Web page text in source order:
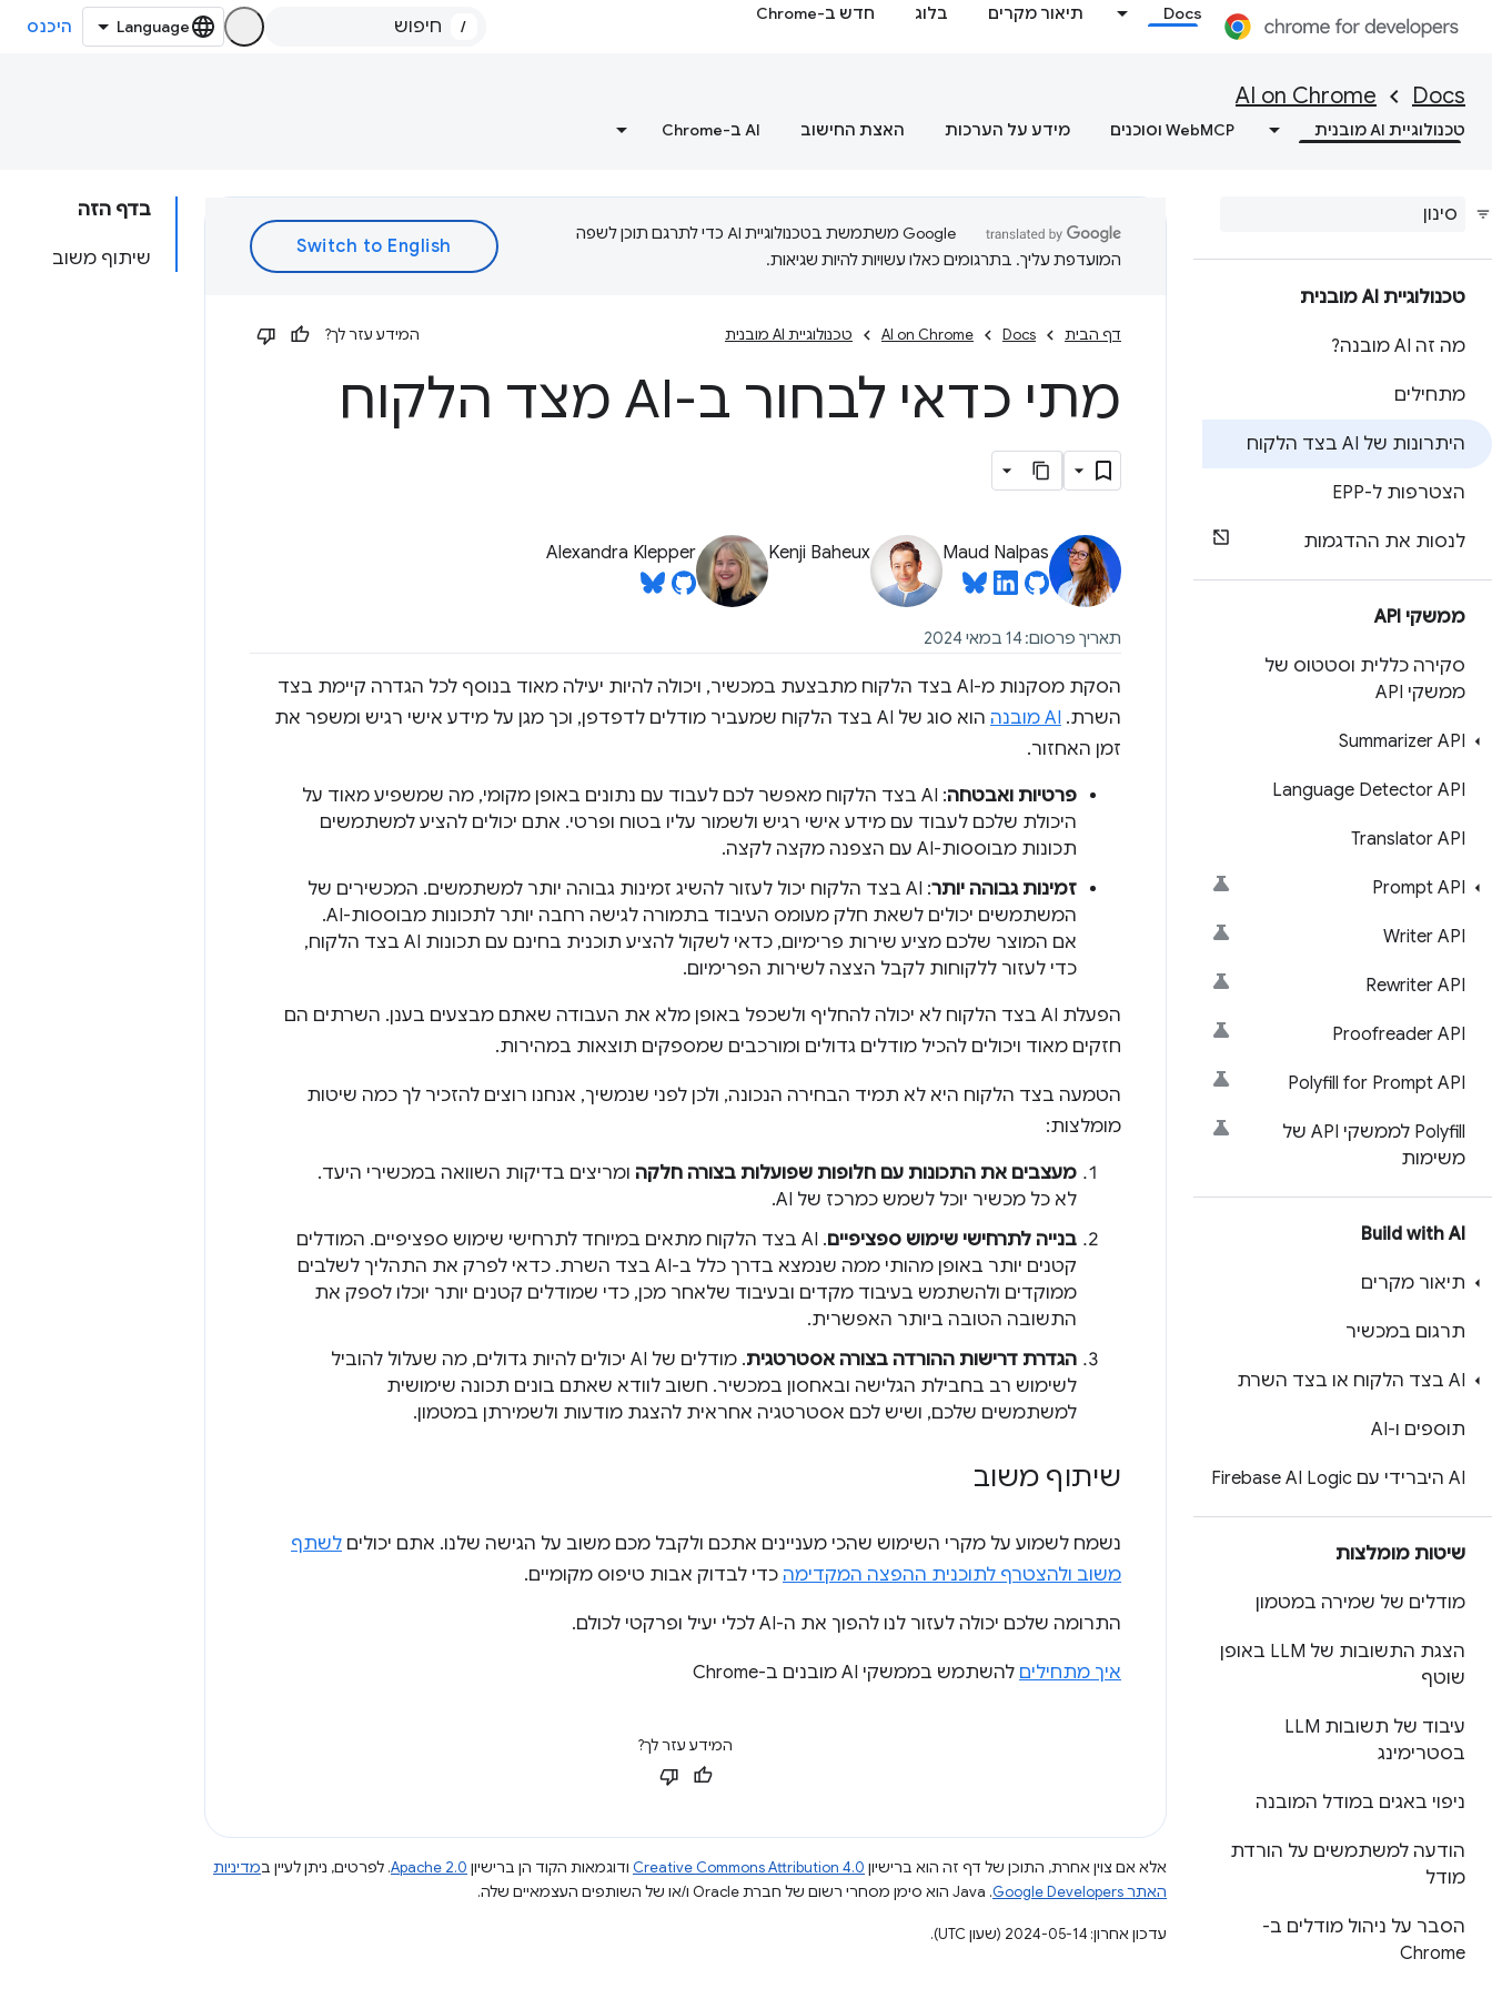
Docs תיאור מקרים בלוג חדש ב-Chrome
/ היכנס
Docs
AI on Chrome
טכנולוגיית AI מובנית WebMCP וסוכנים מידע על הערכות האצת החישוב ‫AI ב-Chrome
טכנולוגיית AI מובנית
מה זה AI מובנה?
מתחילים
היתרונות של AI בצד הלקוח
הצטרפות ל-EPP
לנסות את ההדגמות
ממשקי API
סקירה כללית וסטטוס של
ממשקי API
Summarizer API
Language Detector API
Translator API
Prompt API
Writer API
Rewriter API
Proofreader API
Polyfill for Prompt API
‫Polyfill לממשקי API של
משימות
Build with AI
תיאור מקרים
תרגום במכשיר
AI בצד הלקוח או בצד השרת
תוספים ו-AI
AI היברידי עם Firebase AI Logic
שיטות מומלצות
מודלים של שמירה במטמון
הצגת התשובות של LLM באופן
שוטף
עיבוד של תשובות LLM
בסטרימינג
ניפוי באגים במודל המובנה
הודעה למשתמשים על הורדת
מודל
הסבר על ניהול מודלים ב-
Chrome
בדף הזה
שיתוף משוב
‫Google משתמשת בטכנולוגיית AI כדי לתרגם תוכן לשפה
המועדפת עליך. בתרגומים כאלו עשויות להיות שגיאות.
דף הבית Docs
AI on Chrome טכנולוגיית AI מובנית המידע עזר לך?
מתי כדאי לבחור ב-AI מצד הלקוח
Maud Nalpas
Kenji Baheux
Alexandra Klepper
תאריך פרסום: 14 במאי 2024
הסקת מסקנות מ-AI בצד הלקוח מתבצעת במכשיר, ויכולה להיות יעילה מאוד בנוסף לכל הגדרה קיימת בצד
השרת. AI מובנה
הוא סוג של AI בצד הלקוח שמעביר מודלים לדפדפן, וכך מגן על מידע אישי רגיש ומשפר את
זמן האחזור.
פרטיות ואבטחה
: AI בצד הלקוח מאפשר לכם לעבוד עם נתונים באופן מקומי, מה שמשפיע מאוד על
היכולת שלכם לעבוד עם מידע אישי רגיש ולשמור עליו בטוח ופרטי. אתם יכולים להציע למשתמשים
תכונות מבוססות-AI עם הצפנה מקצה לקצה.
זמינות גבוהה יותר
: AI בצד הלקוח יכול לעזור להשיג זמינות גבוהה יותר למשתמשים. המכשירים של
המשתמשים יכולים לשאת חלק מעומס העיבוד בתמורה לגישה רחבה יותר לתכונות מבוססות-AI.
אם המוצר שלכם מציע שירות פרימיום, כדאי לשקול להציע תוכנית בחינם עם תכונות AI בצד הלקוח,
כדי לעזור ללקוחות לקבל הצצה לשירות הפרימיום.
הפעלת AI בצד הלקוח לא יכולה להחליף ולשכפל באופן מלא את העבודה שאתם מבצעים בענן. השרתים הם
חזקים מאוד ויכולים להכיל מודלים גדולים ומורכבים שמספקים תוצאות במהירות.
הטמעה בצד הלקוח היא לא תמיד הבחירה הנכונה, ולכן לפני שנמשיך, אנחנו רוצים להזכיר לך כמה שיטות
מומלצות:
מעצבים את התכונות עם חלופות שפועלות בצורה חלקה ומריצים בדיקות השוואה במכשירי היעד.
לא כל מכשיר יוכל לשמש כמרכז של AI.
בנייה לתרחישי שימוש ספציפיים
. ‫AI בצד הלקוח מתאים במיוחד לתרחישי שימוש ספציפיים. המודלים
קטנים יותר באופן מהותי ממה שנמצא בדרך כלל ב-AI בצד השרת. כדאי לפרק את התהליך לשלבים
ממוקדים ולהשתמש בעיבוד מקדים ובעיבוד שלאחר מכן, כדי שמודלים קטנים יותר יוכלו לספק את
התשובה הטובה ביותר האפשרית.
הגדרת דרישות ההורדה בצורה אסטרטגית
. מודלים של AI יכולים להיות גדולים, מה שעלול להוביל
לשימוש רב בחבילת הגלישה ובאחסון במכשיר. חשוב לוודא שאתם בונים תכונה שימושית
למשתמשים שלכם, ושיש לכם אסטרטגיה אחראית להצגת מודעות ולשמירתן במטמון.
שיתוף משוב
נשמח לשמוע על מקרי השימוש שהכי מעניינים אתכם ולקבל מכם משוב על הגישה שלנו. אתם יכולים לשתף
משוב ולהצטרף לתוכנית ההפצה המקדימה כדי לבדוק אבות טיפוס מקומיים.
התרומה שלכם יכולה לעזור לנו להפוך את ה-AI לכלי יעיל ופרקטי לכולם.
איך מתחילים להשתמש בממשקי AI מובנים ב-Chrome
המידע עזר לך?
אלא אם צוין אחרת, התוכן של דף זה הוא ברישיון Creative Commons Attribution 4.0 ודוגמאות הקוד הן ברישיון Apache 2.0. לפרטים, ניתן לעיין במדיניות
האתר Google Developers‏
.‏ Java הוא סימן מסחרי רשום של חברת Oracle ו/או של השותפים העצמאיים שלה.
עדכון אחרון: 2024-05-14 (שעון UTC).